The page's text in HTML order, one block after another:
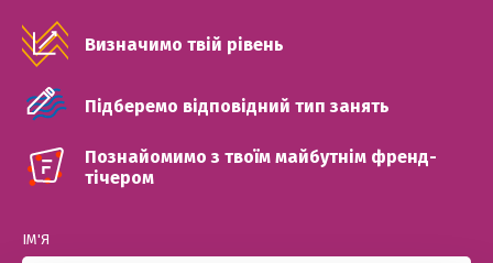
Визначимо твій рівень
Підберемо відповідний тип занять
Познайомимо з твоїм майбутнім френд-
тічером
ІМ'Я